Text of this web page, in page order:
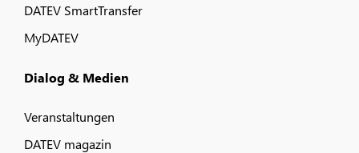
DATEV SmartTransfer
MyDATEV
Dialog & Medien
Veranstaltungen
DATEV magazin